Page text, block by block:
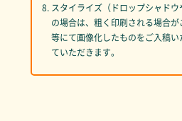
8. スタイライズ（ドロップシャド
の場合は、粗く印刷される場合
等にて画像化したものをご入稿
ていただきます。